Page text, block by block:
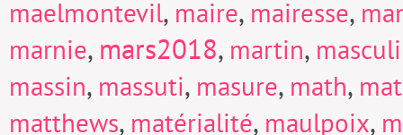
maelmontevil, maire, mairesse,
marnie, mars2018, martin,
massin, massuti, masure, math,
matthews, matérialité, maulpoix,